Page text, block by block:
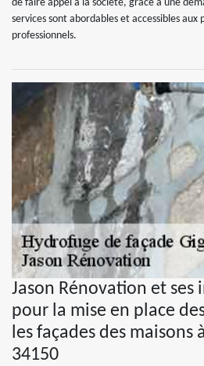
de faire appel à la société, grâce à une
services sont abordables et accessibles
professionnels.
Jason Rénovation et
pour la mise en place
les façades des maisons
34150